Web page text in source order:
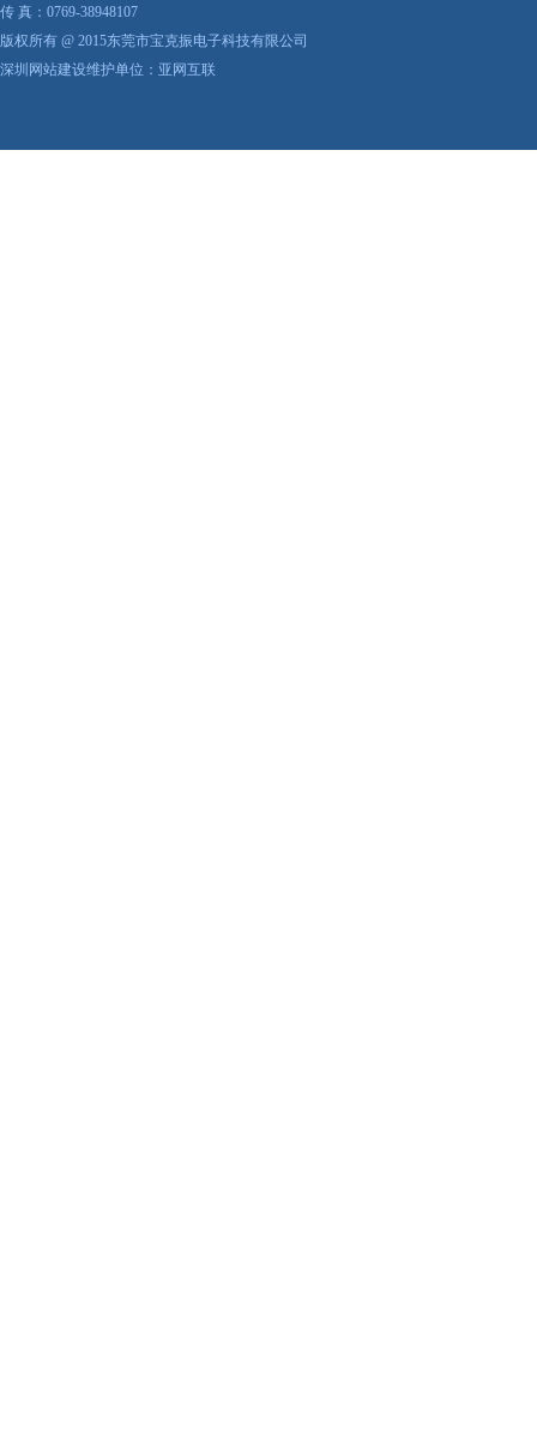
传 真：0769-38948107
版权所有 @ 2015东莞市宝克振电子科技有限公司
深圳网站建设维护单位：亚网互联